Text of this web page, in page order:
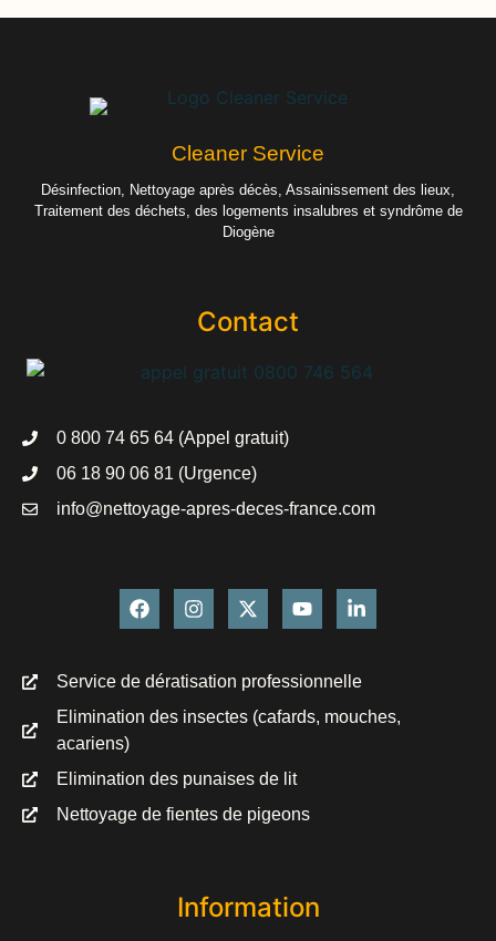
Cleaner Service
Désinfection, Nettoyage après décès, Assainissement des lieux,
Traitement des déchets, des logements insalubres et syndrôme de
Diogène
Contact
0 800 74 65 64 (Appel gratuit)
06 18 90 06 81 (Urgence)
info@nettoyage-apres-deces-france.com
Service de dératisation professionnelle
Elimination des insectes (cafards, mouches,
acariens)
Elimination des punaises de lit
Nettoyage de fientes de pigeons
Information